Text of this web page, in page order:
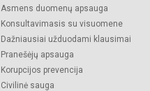
Asmens duomenų apsauga
Konsultavimasis su visuomene
Dažniausiai užduodami klausimai
Pranešėjų apsauga
Korupcijos prevencija
Civilinė sauga